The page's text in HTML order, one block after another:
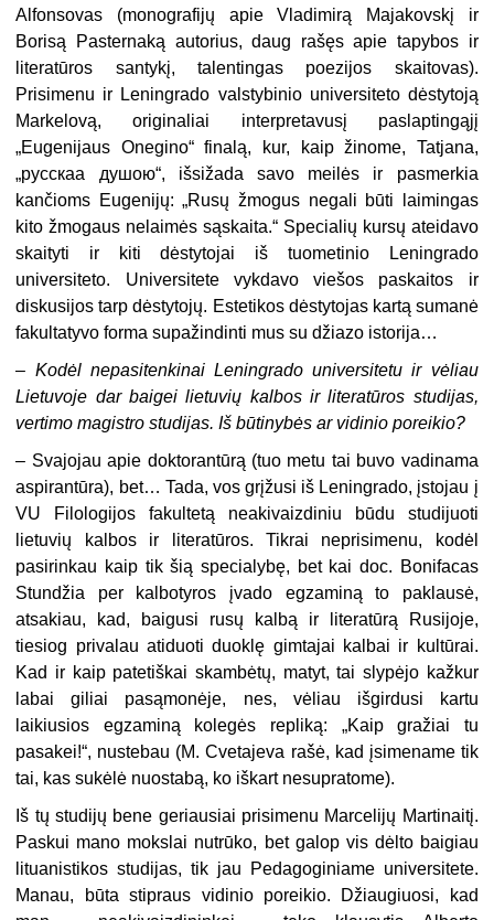
Alfonsovas (mono­grafijų apie Vladimirą Majakovskį ir
Borisą Pasternaką autorius, daug rašęs apie tapybos ir
literatūros santykį, talentingas poezijos skaitovas).
Prisimenu ir Lenin­grado valstybinio universiteto dėstytoją
Markelovą, originaliai interpretavusį pa­slaptingąjį
„Eugenijaus Onegino“ finalą, kur, kaip žinome, Tatjana,
„pyccкaa душою“, išsižada savo meilės ir pasmerkia
kančioms Eugenijų: „Rusų žmogus negali būti laimingas
kito žmogaus nelaimės sąskaita.“ Specialių kursų ateidavo
skaityti ir kiti dėstytojai iš tuometinio Leningrado
universiteto. Universitete vykdavo viešos paskaitos ir
diskusijos tarp dėstytojų. Estetikos dėstytojas kartą sumanė
fakul­tatyvo forma supažindinti mus su džiazo istorija…
– Kodėl nepasitenkinai Leningrado universitetu ir vėliau
Lietuvoje dar baigei lietuvių kalbos ir literatūros studijas,
vertimo magistro studijas. Iš būtinybės ar vidinio poreikio?
– Svajojau apie doktorantūrą (tuo metu tai buvo vadinama
aspirantūra), bet… Tada, vos grįžusi iš Leningrado, įstojau į
VU Filologijos fakultetą neaki­vaizdiniu būdu studijuoti
lietuvių kalbos ir literatūros. Tikrai neprisimenu, kodėl
pasirinkau kaip tik šią specialybę, bet kai doc. Bonifacas
Stundžia per kalbotyros įvado egzaminą to paklausė,
atsakiau, kad, baigusi rusų kalbą ir li­teratūrą Rusijoje,
tiesiog privalau atiduoti duoklę gimtajai kalbai ir kultūrai.
Kad ir kaip patetiškai skambėtų, matyt, tai slypėjo kažkur
labai giliai pasą­monėje, nes, vėliau išgirdusi kartu
laikiusios egzaminą kolegės repliką: „Kaip gražiai tu
pasakei!“, nustebau (M. Cvetajeva rašė, kad įsimename tik
tai, kas sukėlė nuostabą, ko iškart nesupratome).
Iš tų studijų bene geriausiai prisimenu Marcelijų Martinaitį.
Paskui mano mokslai nutrūko, bet galop vis dėlto baigiau
lituanistikos studijas, tik jau Pe­dagoginiame universitete.
Manau, būta stipraus vidinio poreikio. Džiaugiuosi, kad